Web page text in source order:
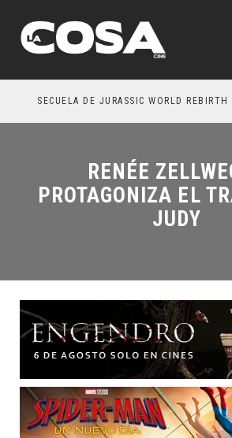
SECUELA DE JURASSIC WORLD REBIRTH
RENÉE
PROTAGONIZA EL
JUDY